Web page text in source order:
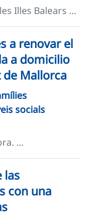
Illes Balears ...
a renovar el
a domicilio
de Mallorca
socials
...
las
con una